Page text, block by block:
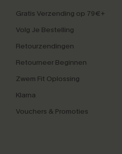
Gratis Verzending op 79€+
Volg Je Bestelling
Retourzendingen
Retourneer Beginnen
Zwem Fit Oplossing
Klarna
Vouchers & Promoties